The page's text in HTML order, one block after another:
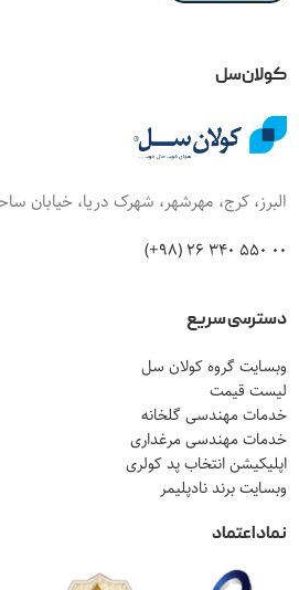
کولان‌سل
البرز، کرج، مهرشهر، شهرک دریا، خیابان ساحل 1، پلاک
00 550 340 26 (98+)
دسترسی سریع
وبسایت گروه کولان سل
لیست قیمت
خدمات مهندسی گلخانه
خدمات مهندسی مرغداری
اپلیکیشن انتخاب پد کولری
وبسایت برند نادپلیمر
نماد اعتماد